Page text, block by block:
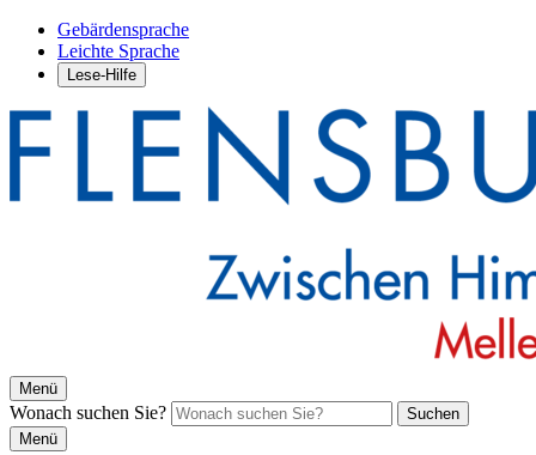
Gebärdensprache
Leichte Sprache
Lese-Hilfe
Menü
Wonach suchen Sie?
Suchen
Menü